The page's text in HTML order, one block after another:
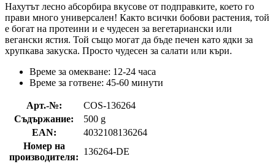
Нахутът лесно абсорбира вкусове от подправките, което го
прави много универсален! Както всички бобови растения, той
е богат на протеини и е чудесен за вегетариански или
вегански ястия. Той също могат да бъде печен като ядки за
хрупкава закуска. Просто чудесен за салати или къри.
Време за омекване: 12-24 часа
Време за готвене: 45-60 минути
Арт.-№:
COS-136264
Съдържание:
500 g
EAN:
4032108136264
Номер на
производителя:
136264-DE